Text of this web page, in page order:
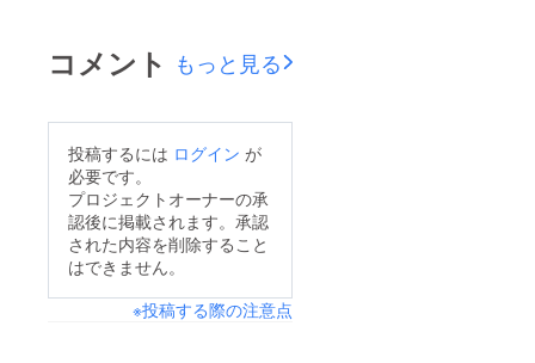
んになりました。脚に
かり床を滑ったりはし
ますがそれ以外は他の
猫と変わりなく過ごせ
るようになりました。
今回の投稿を以て活動
報告を終了させていた
だきます。長い間見
画でお見せし、実際に
抱き上げると嫌がって
ましたね！とのお言
葉。血液検査の結果次
第で薬を減らすか増や
すかと言われていまし
少なくもなく多くもな
コメント もっと見る
投稿するには ログイン が
必要です。
プロジェクトオーナーの承
認後に掲載されます。承認
された内容を削除すること
はできません。
※投稿する際の注意点